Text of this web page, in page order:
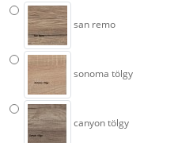
san remo
sonoma tölgy
canyon tölgy